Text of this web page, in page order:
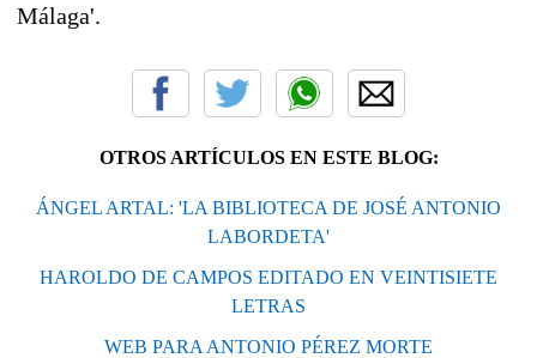
Málaga'.
OTROS ARTÍCULOS EN ESTE BLOG:
ÁNGEL ARTAL: 'LA BIBLIOTECA DE JOSÉ ANTONIO
LABORDETA'
HAROLDO DE CAMPOS EDITADO EN VEINTISIETE
LETRAS
WEB PARA ANTONIO PÉREZ MORTE